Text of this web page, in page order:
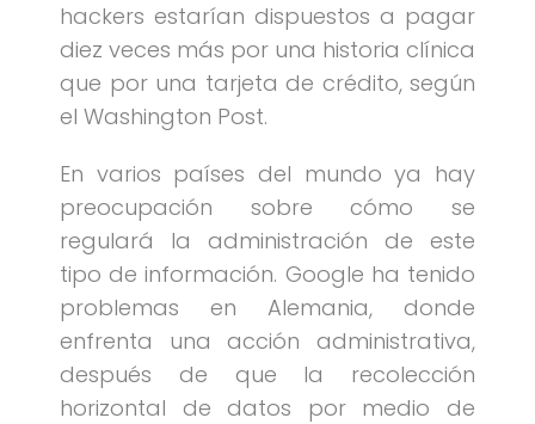
hackers estarían dispuestos a pagar
diez veces más por una historia clínica
que por una tarjeta de crédito, según
el Washington Post.
En varios países del mundo ya hay
preocupación sobre cómo se
regulará la administración de este
tipo de información. Google ha tenido
problemas en Alemania, donde
enfrenta una acción administrativa,
después de que la recolección
horizontal de datos por medio de